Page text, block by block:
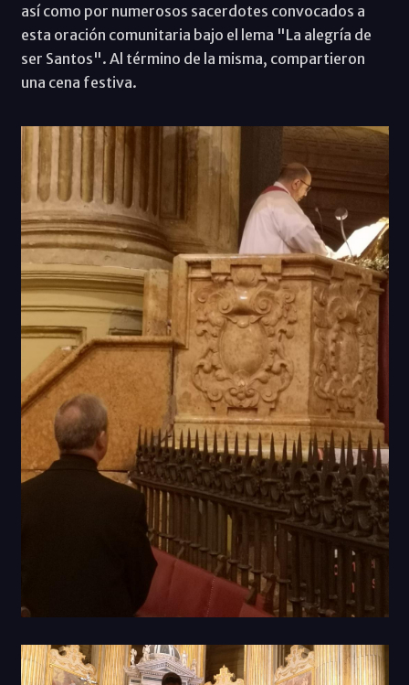
así como por numerosos sacerdotes convocados a
esta oración comunitaria bajo el lema "La alegría de
ser Santos". Al término de la misma, compartieron
una cena festiva.